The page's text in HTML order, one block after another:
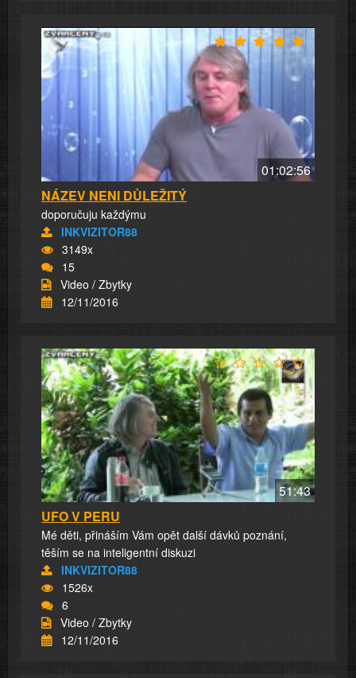
01:02:56
NÁZEV NENI DŮLEŽITÝ
doporučuju každýmu
INKVIZITOR88
3149x
15
Video / Zbytky
12/11/2016
51:43
UFO V PERU
Mé děti, přináším Vám opět další dávků poznání,
těším se na inteligentní diskuzi
INKVIZITOR88
1526x
6
Video / Zbytky
12/11/2016